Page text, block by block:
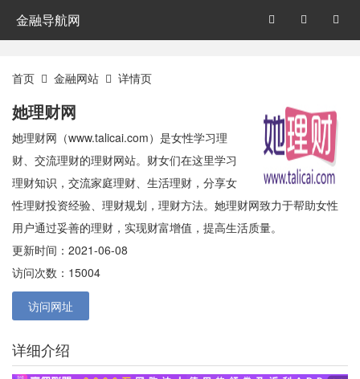
金融导航网 


首页  金融网站  详情页
她理财网
她理财网（www.talicai.com）是女性学习理
财、交流理财的理财网站。财女们在这里学习
理财知识，交流家庭理财、生活理财，分享女
性理财投资经验、理财规划，理财方法。她理财网致力于帮助女性
用户通过妥善的理财，实现财富增值，提高生活质量。
更新时间：2021-06-08
访问次数：15004
访问网址
详细介绍